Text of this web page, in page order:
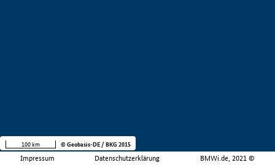
Impressum Datenschutzerklärung BMWi.de, 2021 ©
100 km © Geobasis-DE / BKG 2015